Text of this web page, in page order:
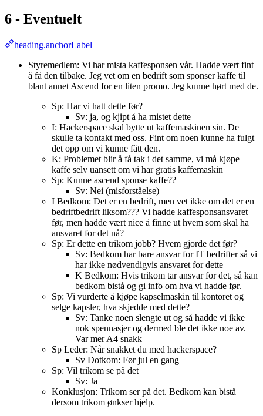
6 - Eventuelt
heading.anchorLabel
Styremedlem: Vi har mista kaffesponsen vår. Hadde vært fint
å få den tilbake. Jeg vet om en bedrift som sponser kaffe til
blant annet Ascend for en liten promo. Jeg kunne hørt med de.
Sp: Har vi hatt dette før?
Sv: ja, og kjipt å ha mistet dette
I: Hackerspace skal bytte ut kaffemaskinen sin. De
skulle ta kontakt med oss. Fint om noen kunne ha fulgt
det opp om vi kunne fått den.
K: Problemet blir å få tak i det samme, vi må kjøpe
kaffe selv uansett om vi har gratis kaffemaskin
Sp: Kunne ascend sponse kaffe??
Sv: Nei (misforståelse)
I Bedkom: Det er en bedrift, men vet ikke om det er en
bedriftbedrift liksom??? Vi hadde kaffesponsansvaret
før, men hadde vært nice å finne ut hvem som skal ha
ansvaret for det nå?
Sp: Er dette en trikom jobb? Hvem gjorde det før?
Sv: Bedkom har bare ansvar for IT bedrifter så vi
har ikke nødvendigvis ansvaret for dette
K Bedkom: Hvis trikom tar ansvar for det, så kan
bedkom bistå og gi info om hva vi hadde før.
Sp: Vi vurderte å kjøpe kapselmaskin til kontoret og
selge kapsler, hva skjedde med dette?
Sv: Tanke noen slengte ut og så hadde vi ikke
nok spennasjer og dermed ble det ikke noe av.
Var mer A4 snakk
Sp Leder: Når snakket du med hackerspace?
Sv Dotkom: Før jul en gang
Sp: Vil trikom se på det
Sv: Ja
Konklusjon: Trikom ser på det. Bedkom kan bistå
dersom trikom ønkser hjelp.